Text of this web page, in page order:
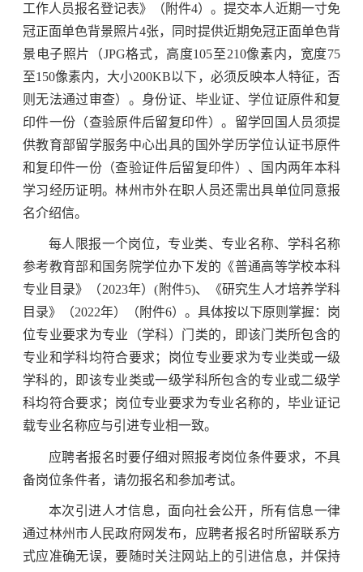
工作人员报名登记表》（附件4）。提交本人近期一寸免
冠正面单色背景照片4张，同时提供近期免冠正面单色背
景电子照片（JPG格式，高度105至210像素内，宽度75
至150像素内，大小200KB以下，必须反映本人特征，否
则无法通过审查）。身份证、毕业证、学位证原件和复
印件一份（查验原件后留复印件）。留学回国人员须提
供教育部留学服务中心出具的国外学历学位认证书原件
和复印件一份（查验证件后留复印件）、国内两年本科
学习经历证明。林州市外在职人员还需出具单位同意报
名介绍信。
每人限报一个岗位，专业类、专业名称、学科名称
参考教育部和国务院学位办下发的《普通高等学校本科
专业目录》（2023年）(附件5)、《研究生人才培养学科
目录》（2022年）（附件6）。具体按以下原则掌握：岗
位专业要求为专业（学科）门类的，即该门类所包含的
专业和学科均符合要求；岗位专业要求为专业类或一级
学科的，即该专业类或一级学科所包含的专业或二级学
科均符合要求；岗位专业要求为专业名称的，毕业证记
载专业名称应与引进专业相一致。
应聘者报名时要仔细对照报考岗位条件要求，不具
备岗位条件者，请勿报名和参加考试。
本次引进人才信息，面向社会公开，所有信息一律
通过林州市人民政府网发布，应聘者报名时所留联系方
式应准确无误，要随时关注网站上的引进信息，并保持